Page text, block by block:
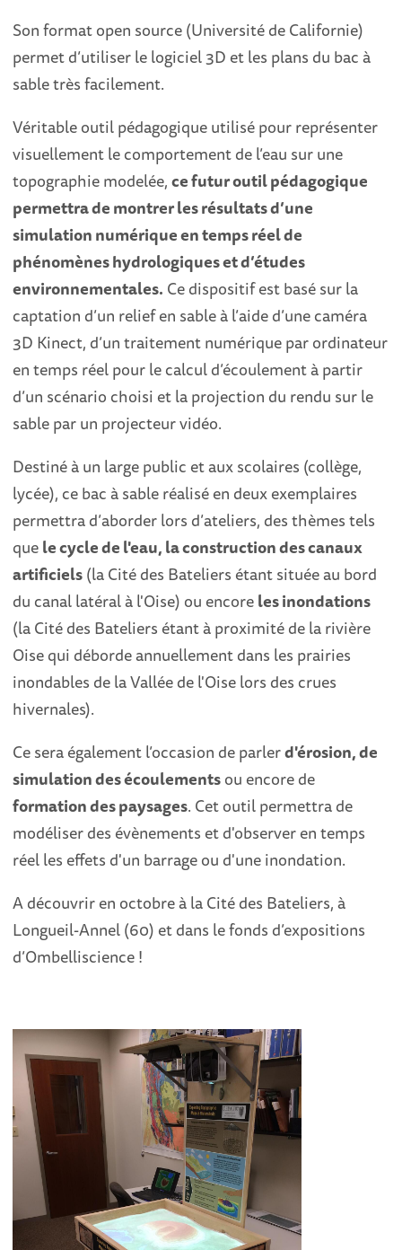
Son format open source (Université de Californie)
permet d’utiliser le logiciel 3D et les plans du bac à
sable très facilement.
Véritable outil pédagogique utilisé pour représenter
visuellement le comportement de l’eau sur une
topographie modelée,ce futur outil pédagogique
permettra de montrer les résultats d’une
simulation numérique en temps réel de
phénomènes hydrologiques et d’études
environnementales. Ce dispositif est basé sur la
captation d’un relief en sable à l’aide d’une caméra
3D Kinect, d’un traitement numérique par ordinateur
en temps réel pour le calcul d’écoulement à partir
d’un scénario choisi et la projection du rendu sur le
sable par un projecteur vidéo.
Destiné à un large public et aux scolaires (collège,
lycée), ce bac à sable réalisé en deux exemplaires
permettra d’aborder lors d’ateliers, des thèmes tels
quele cycle de l'eau, la construction des canaux
artificiels(la Cité des Bateliers étant située au bord
du canal latéral à l'Oise) ou encoreles inondations
(la Cité des Bateliers étant à proximité de la rivière
Oise qui déborde annuellement dans les prairies
inondables de la Vallée de l'Oise lors des crues
hivernales).
Ce sera également l’occasion de parlerd'érosion, de
simulation des écoulementsou encore de
formation des paysages. Cet outil permettra de
modéliser des évènements et d'observer en temps
réel les effets d'un barrage ou d'une inondation.
A découvrir en octobre à la Cité des Bateliers, à
Longueil-Annel (60) et dans le fonds d’expositions
d’Ombelliscience !